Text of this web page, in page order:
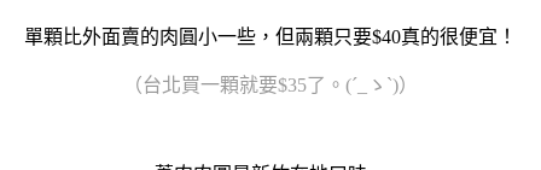
單顆比外面賣的肉圓小一些，但兩顆只要$40真的很便宜！
（台北買一顆就要$35了 。(´_ゝ`)）